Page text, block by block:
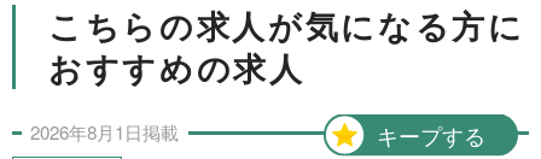
こちらの求人が気になる方に
おすすめの求人
キープする
2026年8月1日掲載